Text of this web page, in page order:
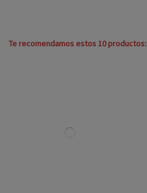
Te recomendamos estos 10 productos: